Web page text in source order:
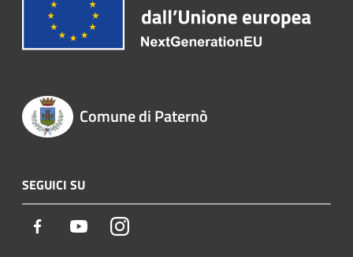
Comune di Paternò
SEGUICI SU
Facebook YoutubeInstagram